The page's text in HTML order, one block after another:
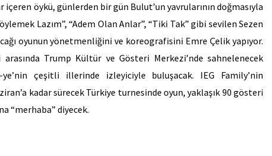
öykü, günlerden bir gün Bulut’un yavrularının doğmasıyla
Lazım”, “Adem Olan Anlar”, “Tiki Tak” gibi sevilen Sezen
oyunun yönetmenliğini ve koreografisini Emre Çelik yapıyor.
Trump Kültür ve Gösteri Merkezi’nde sahnelenecek
çeşitli illerinde izleyiciyle buluşacak. IEG Family’nin
kadar sürecek Türkiye turnesinde oyun, yaklaşık 90 gösteri
“merhaba” diyecek.